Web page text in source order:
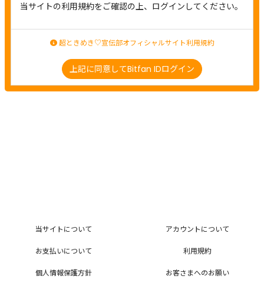
当サイトの利用規約をご確認の上、ログインしてください。
超ときめき♡宣伝部オフィシャルサイト利用規約
上記に同意してBitfan IDログイン
当サイトについて アカウントについて
お支払いについて 利用規約
個人情報保護方針 お客さまへのお願い